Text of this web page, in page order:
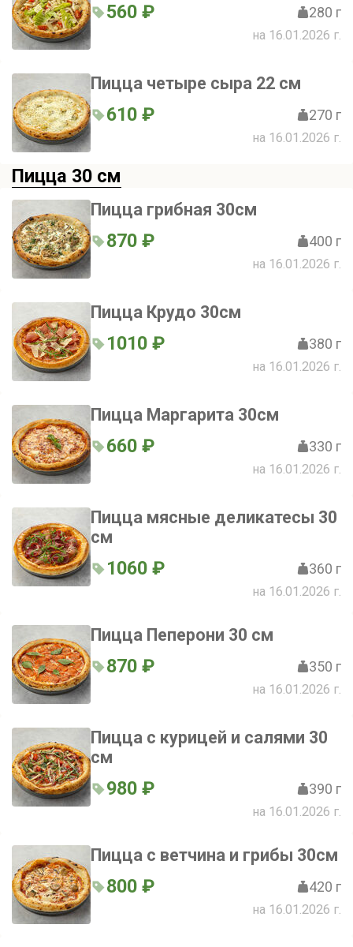
560 ₽ 280 г
на 16.01.2026 г.
Пицца четыре сыра 22 см
610 ₽ 270 г
на 16.01.2026 г.
Пицца 30 см
Пицца грибная 30см
870 ₽ 400 г
на 16.01.2026 г.
Пицца Крудо 30см
1010 ₽ 380 г
на 16.01.2026 г.
Пицца Маргарита 30см
660 ₽ 330 г
на 16.01.2026 г.
Пицца мясные деликатесы 30
см
1060 ₽ 360 г
на 16.01.2026 г.
Пицца Пеперони 30 см
870 ₽ 350 г
на 16.01.2026 г.
Пицца с курицей и салями 30
см
980 ₽ 390 г
на 16.01.2026 г.
Пицца с ветчина и грибы 30см
800 ₽ 420 г
на 16.01.2026 г.